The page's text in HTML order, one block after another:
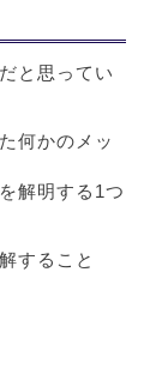
と思ってい
何かのメッ
解明する1つ
すること